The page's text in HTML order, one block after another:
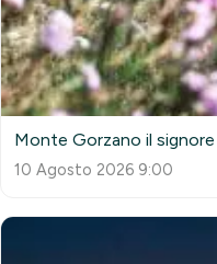
Monte Gorzano il signore
10 Agosto 2026 9:00